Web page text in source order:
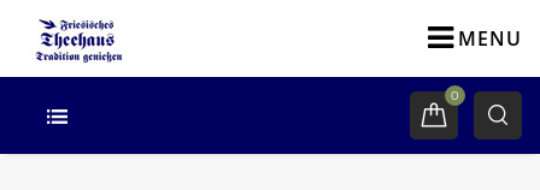
MENU
0